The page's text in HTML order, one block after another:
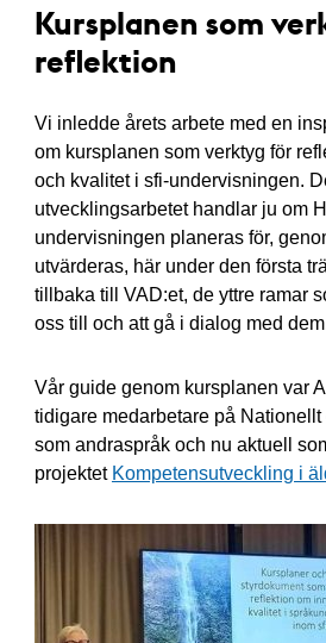
Kursplanen som
reflektion
Vi inledde årets arbete med en
om kursplanen som verktyg för
och kvalitet i sfi-undervisningen.
utvecklingsarbetet handlar ju om
undervisningen planeras för,
utvärderas, här under den första
tillbaka till VAD:et, de yttre ramar
oss till och att gå i dialog med
Vår guide genom kursplanen var
tidigare medarbetare på Nationellt
som andraspråk och nu aktuell
projektet Kompetensutveckling i